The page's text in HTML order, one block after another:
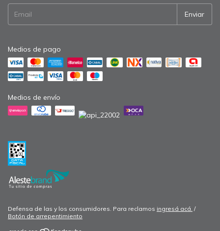
Medios de pago
Medios de envío
Defensa de las y los consumidores. Para reclamos ingresá acá. /
Botón de arrepentimiento